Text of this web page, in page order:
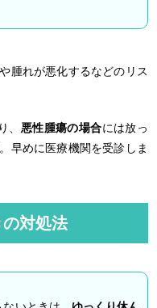
腫れが悪化するなどのリス
、 悪性腫瘍の場合には放っ
早めに医療機関を受診しま
対処法